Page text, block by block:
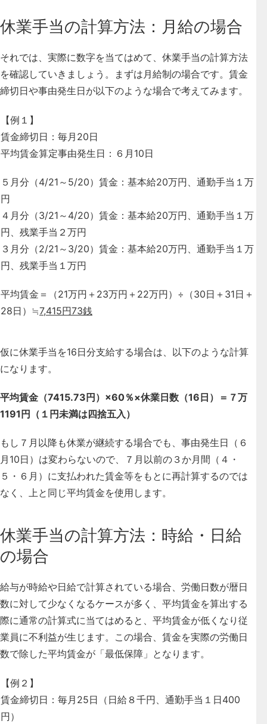
休業手当の計算方法：月給の場合
それでは、実際に数字を当てはめて、休業手当の計算方法
を確認していきましょう。まずは月給制の場合です。賃金
締切日や事由発生日が以下のような場合で考えてみます。
【例１】
賃金締切日：毎月20日
平均賃金算定事由発生日：６月10日
５月分（4/21～5/20）賃金：基本給20万円、通勤手当１万
円
４月分（3/21～4/20）賃金：基本給20万円、通勤手当１万
円、残業手当２万円
３月分（2/21～3/20）賃金：基本給20万円、通勤手当１万
円、残業手当１万円
平均賃金＝（21万円＋23万円＋22万円）÷（30日＋31日＋
28日）≒7,415円73銭
仮に休業手当を16日分支給する場合は、以下のような計算
になります。
平均賃金（7415.73円）×60％×休業日数（16日）＝７万
1191円（１円未満は四捨五入）
もし７月以降も休業が継続する場合でも、事由発生日（６
月10日）は変わらないので、７月以前の３か月間（４・
５・６月）に支払われた賃金等をもとに再計算するのでは
なく、上と同じ平均賃金を使用します。
休業手当の計算方法：時給・日給
の場合
給与が時給や日給で計算されている場合、労働日数が暦日
数に対して少なくなるケースが多く、平均賃金を算出する
際に通常の計算式に当てはめると、平均賃金が低くなり従
業員に不利益が生じます。この場合、賃金を実際の労働日
数で除した平均賃金が「最低保障」となります。
【例２】
賃金締切日：毎月25日（日給８千円、通勤手当１日400
円）